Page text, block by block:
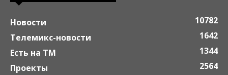
Новости
10782
Телемикс-новости
1642
Есть на ТМ
1344
Проекты
2564